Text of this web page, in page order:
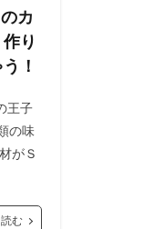
カ
り
！
王子
の味
がＳ
む